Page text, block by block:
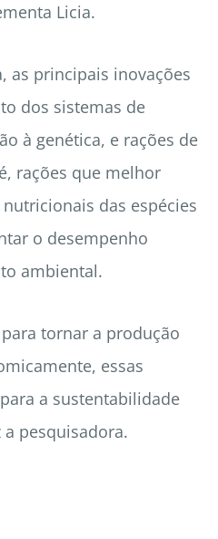
Licia.
as principais inovações
dos sistemas de
à genética, e rações de
rações que melhor
das espécies
o desempenho
ambiental.
tornar a produção
essas
a sustentabilidade
a pesquisadora.